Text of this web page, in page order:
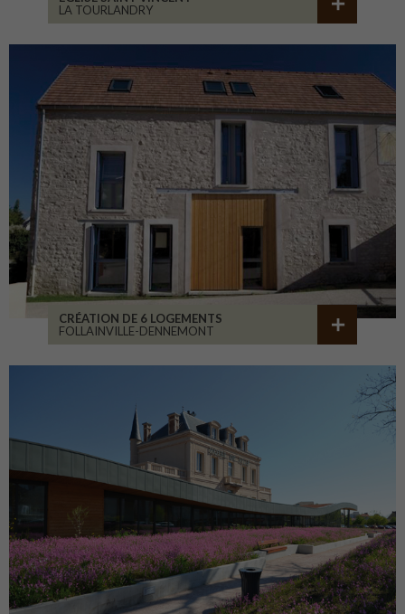
LA TOURLANDRY
CRÉATION DE 6 LOGEMENTS
FOLLAINVILLE-DENNEMONT